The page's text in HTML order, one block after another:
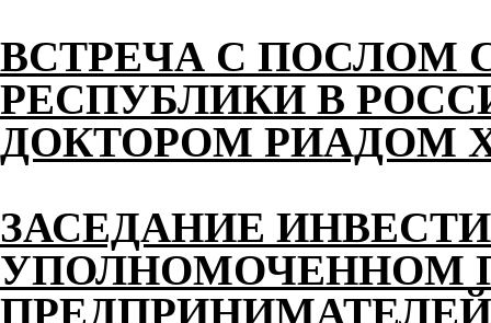
ВСТРЕЧА С ПОСЛОМ
РЕСПУБЛИКИ В
ДОКТОРОМ РИАДОМ
ЗАСЕДАНИЕ
УПОЛНОМОЧЕННОМ